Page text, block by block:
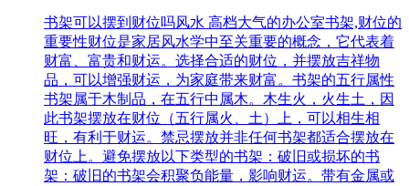
书架可以摆到财位吗风水 高档大气的办公室书架,财位的
重要性财位是家居风水学中至关重要的概念，它代表着
财富、富贵和财运。选择合适的财位，并摆放吉祥物
品，可以增强财运，为家庭带来财富。书架的五行属性
书架属于木制品，在五行中属木。木生火，火生土，因
此书架摆放在财位（五行属火、土）上，可以相生相
旺，有利于财运。禁忌摆放并非任何书架都适合摆放在
财位上。避免摆放以下类型的书架：破旧或损坏的书
架：破旧的书架会积聚负能量，影响财运。带有金属或